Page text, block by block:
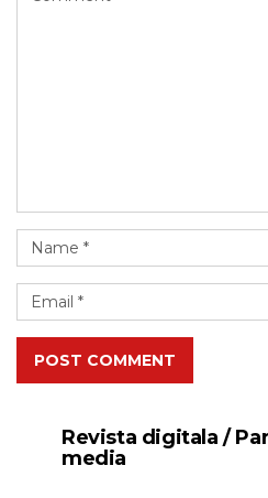
POST COMMENT
Revista digitala /
media